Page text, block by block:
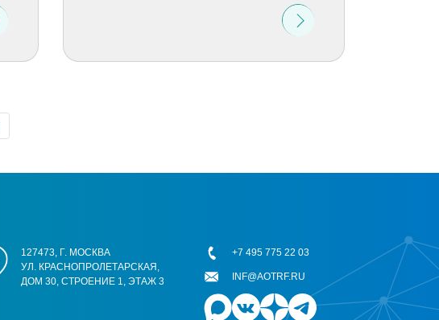
127473, Г. МОСКВА
УЛ. КРАСНОПРОЛЕТАРСКАЯ,
ДОМ 30, СТРОЕНИЕ 1, ЭТАЖ 3
+7 495 775 22 03
INF@AOTRF.RU